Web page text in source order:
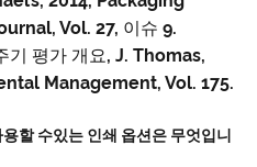
Vol. 27, 이슈 9.
기 평가 개요, J. Thomas,
Management, Vol. 175.
할 수있는 인쇄 옵션은 무엇입니